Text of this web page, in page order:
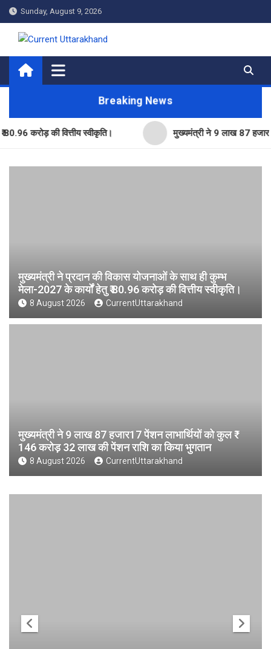
Skip
to
content
Sunday, August 9, 2026
Current Uttarakhand
Breaking News
की वित्तीय स्वीकृति। मुख्यमंत्री ने 9 लाख 87 हजार17 पेंशन
मुख्यमंत्री ने प्रदान की विकास योजनाओं के साथ ही कुम्भ
मेला-2027 के कार्यों हेतु ₹ 80.96 करोड़ की वित्तीय स्वीकृति।
8 August 2026 CurrentUttarakhand
मुख्यमंत्री ने 9 लाख 87 हजार17 पेंशन लाभार्थियों को कुल ₹
146 करोड़ 32 लाख की पेंशन राशि का किया भुगतान
8 August 2026 CurrentUttarakhand